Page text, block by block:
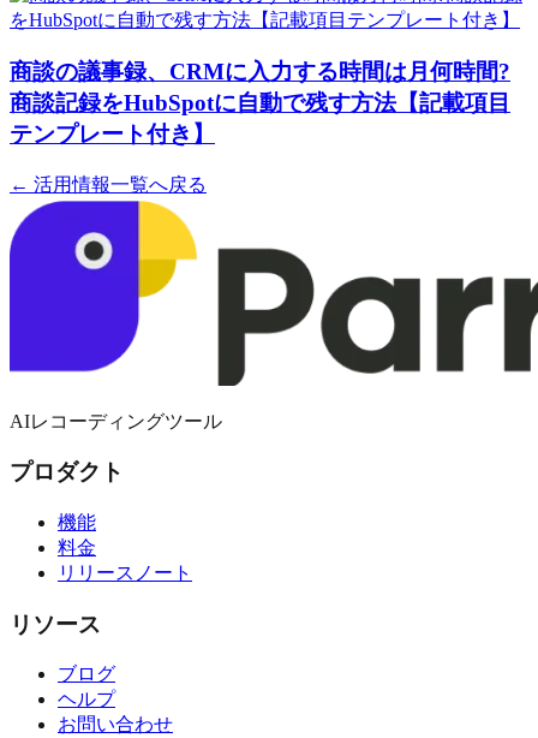
商談の議事録、CRMに入力する時間は月何時間?
商談記録をHubSpotに自動で残す方法【記載項目
テンプレート付き】
← 活用情報一覧へ戻る
AIレコーディングツール
プロダクト
機能
料金
リリースノート
リソース
ブログ
ヘルプ
お問い合わせ